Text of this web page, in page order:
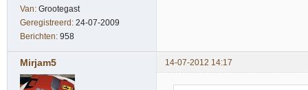
Van: Grootegast
Geregistreerd: 24-07-2009
Berichten: 958
Mirjam5 14-07-2012 14:17